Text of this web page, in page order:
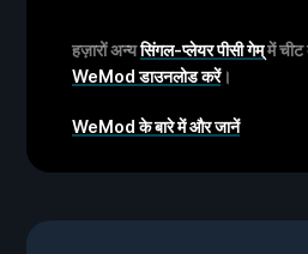
हज़ारों अन्यसिंगल-प्लेयर पीसी गेम्में चीट
WeMod डाउनलोड करें।
WeMod के बारे में और जानें